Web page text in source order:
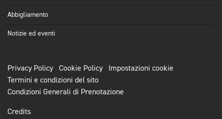
Abbigliamento
Notizie ed eventi
Privacy Policy Cookie Policy
Impostazioni cookie
Termini e condizioni del sito
Condizioni Generali di Prenotazione
Credits